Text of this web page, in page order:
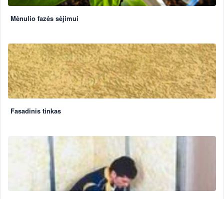
Mėnulio fazės sėjimui
Fasadinis tinkas